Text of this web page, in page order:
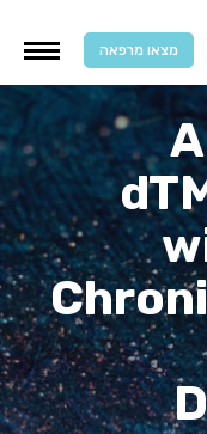
מצאו מרפאה